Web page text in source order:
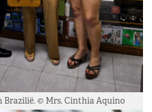
Brazilië. © Mrs. Cinthia Aquino